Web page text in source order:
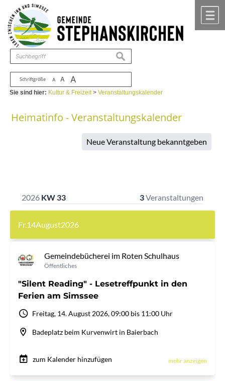
Zum Inhalt ,zur Navigation
Schriftgröße A A A
suchen
Sie sind hier: Kultur & Freizeit>Veranstaltungskalender
Heimatinfo - Veranstaltungskalender